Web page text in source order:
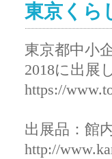
東京くら
東京都中小
2018に出展
https://
出展品：館
http://